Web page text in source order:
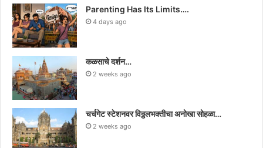
Parenting Has Its Limits….
4 days ago
कळसाचे दर्शन…
2 weeks ago
चर्चगेट स्टेशनवर विठ्ठलभक्तीचा अनोखा सोहळा…
2 weeks ago